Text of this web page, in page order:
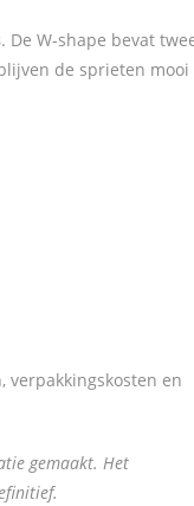
. De W-shape bevat
de sprieten mooi
verpakkingskosten en
gemaakt. Het